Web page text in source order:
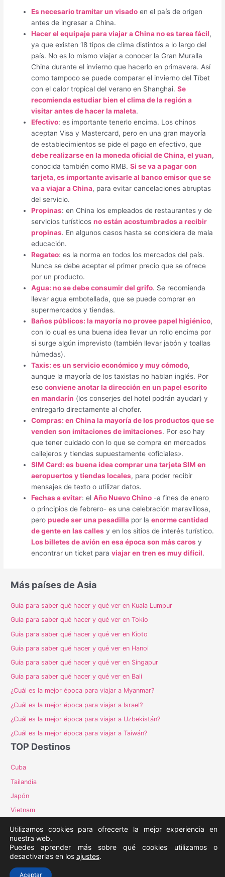
Es necesario tramitar un visado en el país de origen
antes de ingresar a China.
Hacer el equipaje para viajar a China no es tarea fácil,
ya que existen 18 tipos de clima distintos a lo largo del
país. No es lo mismo viajar a conocer la Gran Muralla
China durante el invierno que hacerlo en primavera. Así
como tampoco se puede comparar el invierno del Tíbet
con el calor tropical del verano en Shanghai.Se
recomienda estudiar bien el clima de la región a
visitar antes de hacer la maleta.
Efectivo: es importante tenerlo encima. Los chinos
aceptan Visa y Mastercard, pero en una gran mayoría
de establecimientos se pide el pago en efectivo, que
debe realizarse en la moneda oficial de China, el yuan,
conocida también como RMB.Si se va a pagar con
tarjeta, es importante avisarle al banco emisor que se
va a viajar a China, para evitar cancelaciones abruptas
del servicio.
Propinas: en China los empleados de restaurantes y de
servicios turísticosno están acostumbrados a recibir
propinas. En algunos casos hasta se considera de mala
educación.
Regateo: es la norma en todos los mercados del país.
Nunca se debe aceptar el primer precio que se ofrece
por un producto.
Agua: no se debe consumir del grifo. Se recomienda
llevar agua embotellada, que se puede comprar en
supermercados y tiendas.
Baños públicos: la mayoría no provee papel higiénico,
con lo cual es una buena idea llevar un rollo encima por
si surge algún imprevisto (también llevar jabón y toallas
húmedas).
Taxis: es un servicio económico y muy cómodo,
aunque la mayoría de los taxistas no hablan inglés. Por
esoconviene anotar la dirección en un papel escrito
en mandarín (los conserjes del hotel podrán ayudar) y
entregarlo directamente al chofer.
Compras: en China la mayoría de los productos que se
venden son imitaciones de imitaciones. Por eso hay
que tener cuidado con lo que se compra en mercados
callejeros y tiendas supuestamente «oficiales».
SIM Card: es buena idea comprar una tarjeta SIM en
aeropuertos y tiendas locales, para poder recibir
mensajes de texto o utilizar datos.
Fechas a evitar: elAño Nuevo Chino -a fines de enero
o principios de febrero- es una celebración maravillosa,
peropuede ser una pesadilla por laenorme cantidad
de gente en las calles y en los sitios de interés turístico.
Los billetes de avión en esa época son más caros y
encontrar un ticket paraviajar en tren es muy difícil.
Más países de Asia
Guía para saber qué hacer y qué ver en Kuala Lumpur
Guía para saber qué hacer y qué ver en Tokio
Guía para saber qué hacer y qué ver en Kioto
Guía para saber qué hacer y qué ver en Hanoi
Guía para saber qué hacer y qué ver en Singapur
Guía para saber qué hacer y qué ver en Bali
¿Cuál es la mejor época para viajar a Myanmar?
¿Cuál es la mejor época para viajar a Israel?
¿Cuál es la mejor época para viajar a Uzbekistán?
¿Cuál es la mejor época para viajar a Taiwán?
TOP Destinos
Cuba
Tailandia
Japón
Vietnam
Copyright © 2026
Utilizamos cookies para ofrecerte la mejor experiencia en
nuestra web.
Puedes aprender más sobre qué cookies utilizamos o
desactivarlas en los ajustes.
Aceptar